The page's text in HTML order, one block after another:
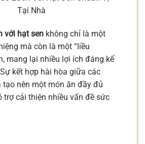
Tại Nhà
với hạt sen không chỉ là một
mà còn là một “liều
mang lại nhiều lợi ích đáng kể
kết hợp hài hòa giữa các
tạo nên một món ăn đầy đủ
trợ cải thiện nhiều vấn đề sức